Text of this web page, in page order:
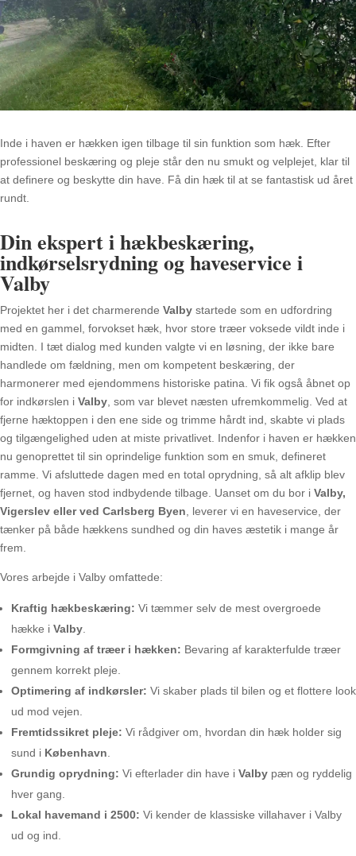
Inde i haven er hækken igen tilbage til sin funktion som hæk. Efter
professionel beskæring og pleje står den nu smukt og velplejet, klar til
at definere og beskytte din have. Få din hæk til at se fantastisk ud året
rundt.
Din ekspert i hækbeskæring,
indkørselsrydning og haveservice i
Valby
Projektet her i det charmerende Valby startede som en udfordring
med en gammel, forvokset hæk, hvor store træer voksede vildt inde i
midten. I tæt dialog med kunden valgte vi en løsning, der ikke bare
handlede om fældning, men om kompetent beskæring, der
harmonerer med ejendommens historiske patina. Vi fik også åbnet op
for indkørslen i Valby , som var blevet næsten ufremkommelig. Ved at
fjerne hæktoppen i den ene side og trimme hårdt ind, skabte vi plads
og tilgængelighed uden at miste privatlivet. Indenfor i haven er hækken
nu genoprettet til sin oprindelige funktion som en smuk, defineret
ramme. Vi afsluttede dagen med en total oprydning, så alt afklip blev
fjernet, og haven stod indbydende tilbage. Uanset om du bor i Valby,
Vigerslev eller ved Carlsberg Byen , leverer vi en haveservice, der
tænker på både hækkens sundhed og din haves æstetik i mange år
frem.
Vores arbejde i Valby omfattede:
Kraftig hækbeskæring: Vi tæmmer selv de mest overgroede
hække i Valby
Formgivning af træer i hækken: Bevaring af karakterfulde træer
gennem korrekt pleje.
Optimering af indkørsler: Vi skaber plads til bilen og et flottere look
ud mod vejen.
Fremtidssikret pleje: Vi rådgiver om, hvordan din hæk holder sig
sund i København
Grundig oprydning: Vi efterlader din have i Valby pæn og ryddelig
hver gang.
Lokal havemand i 2500: Vi kender de klassiske villahaver i Valby
ud og ind.